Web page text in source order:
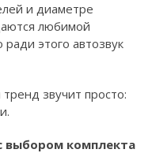
и диаметре
любимой
этого автозвук
звучит просто:
выбором комплекта